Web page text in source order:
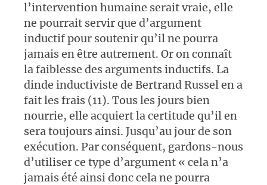
l’intervention humaine serait vraie, elle
ne pourrait servir que d’argument
inductif pour soutenir qu’il ne pourra
jamais en être autrement. Or on connaît
la faiblesse des arguments inductifs. La
dinde inductiviste de Bertrand Russel en a
fait les frais (11). Tous les jours bien
nourrie, elle acquiert la certitude qu’il en
sera toujours ainsi. Jusqu’au jour de son
exécution. Par conséquent, gardons-nous
d’utiliser ce type d’argument « cela n’a
jamais été ainsi donc cela ne pourra